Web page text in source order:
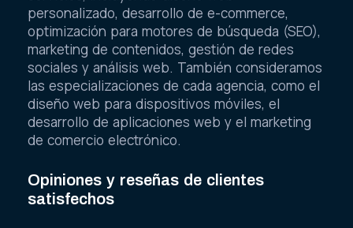
personalizado, desarrollo de e-commerce,
optimización para motores de búsqueda (SEO),
marketing de contenidos, gestión de redes
sociales y análisis web. También consideramos
las especializaciones de cada agencia, como el
diseño web para dispositivos móviles, el
desarrollo de aplicaciones web y el marketing
de comercio electrónico.
Opiniones y reseñas de clientes
satisfechos